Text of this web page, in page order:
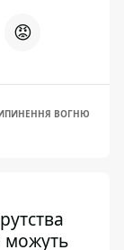
😡
ВОГНЮ